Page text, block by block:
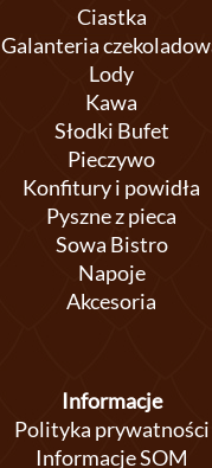
Ciastka
Galanteria
Lody
Kawa
Słodki Bufet
Pieczywo
Konfitury i powidła
Pyszne z pieca
Sowa Bistro
Napoje
Akcesoria
Informacje
Polityka prywatności
Informacje SOM